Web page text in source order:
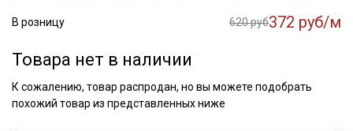
В розницу 620 руб372 руб/м
Товара нет в наличии
К сожалению, товар распродан, но вы можете подобрать
похожий товар из представленных ниже